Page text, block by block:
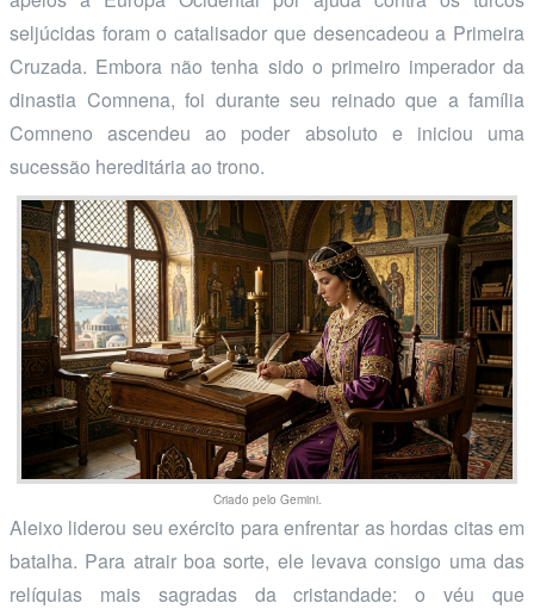
seljúcidas foram o catalisador que desencadeou a Primeira
Cruzada. Embora não tenha sido o primeiro imperador da
dinastia Comnena, foi durante seu reinado que a família
Comneno ascendeu ao poder absoluto e iniciou uma
sucessão hereditária ao trono.
Criado pelo Gemini.
Aleixo liderou seu exército para enfrentar as hordas citas em
batalha. Para atrair boa sorte, ele levava consigo uma das
relíquias mais sagradas da cristandade: o véu que